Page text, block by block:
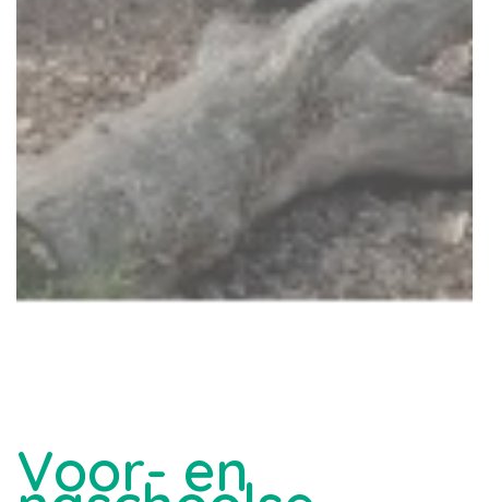
Voor- en